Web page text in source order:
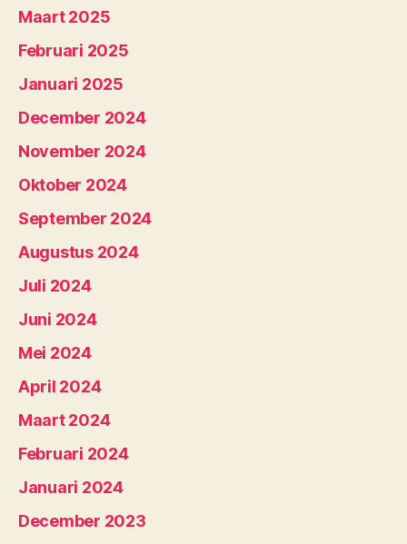
Maart 2025
Februari 2025
Januari 2025
December 2024
November 2024
Oktober 2024
September 2024
Augustus 2024
Juli 2024
Juni 2024
Mei 2024
April 2024
Maart 2024
Februari 2024
Januari 2024
December 2023